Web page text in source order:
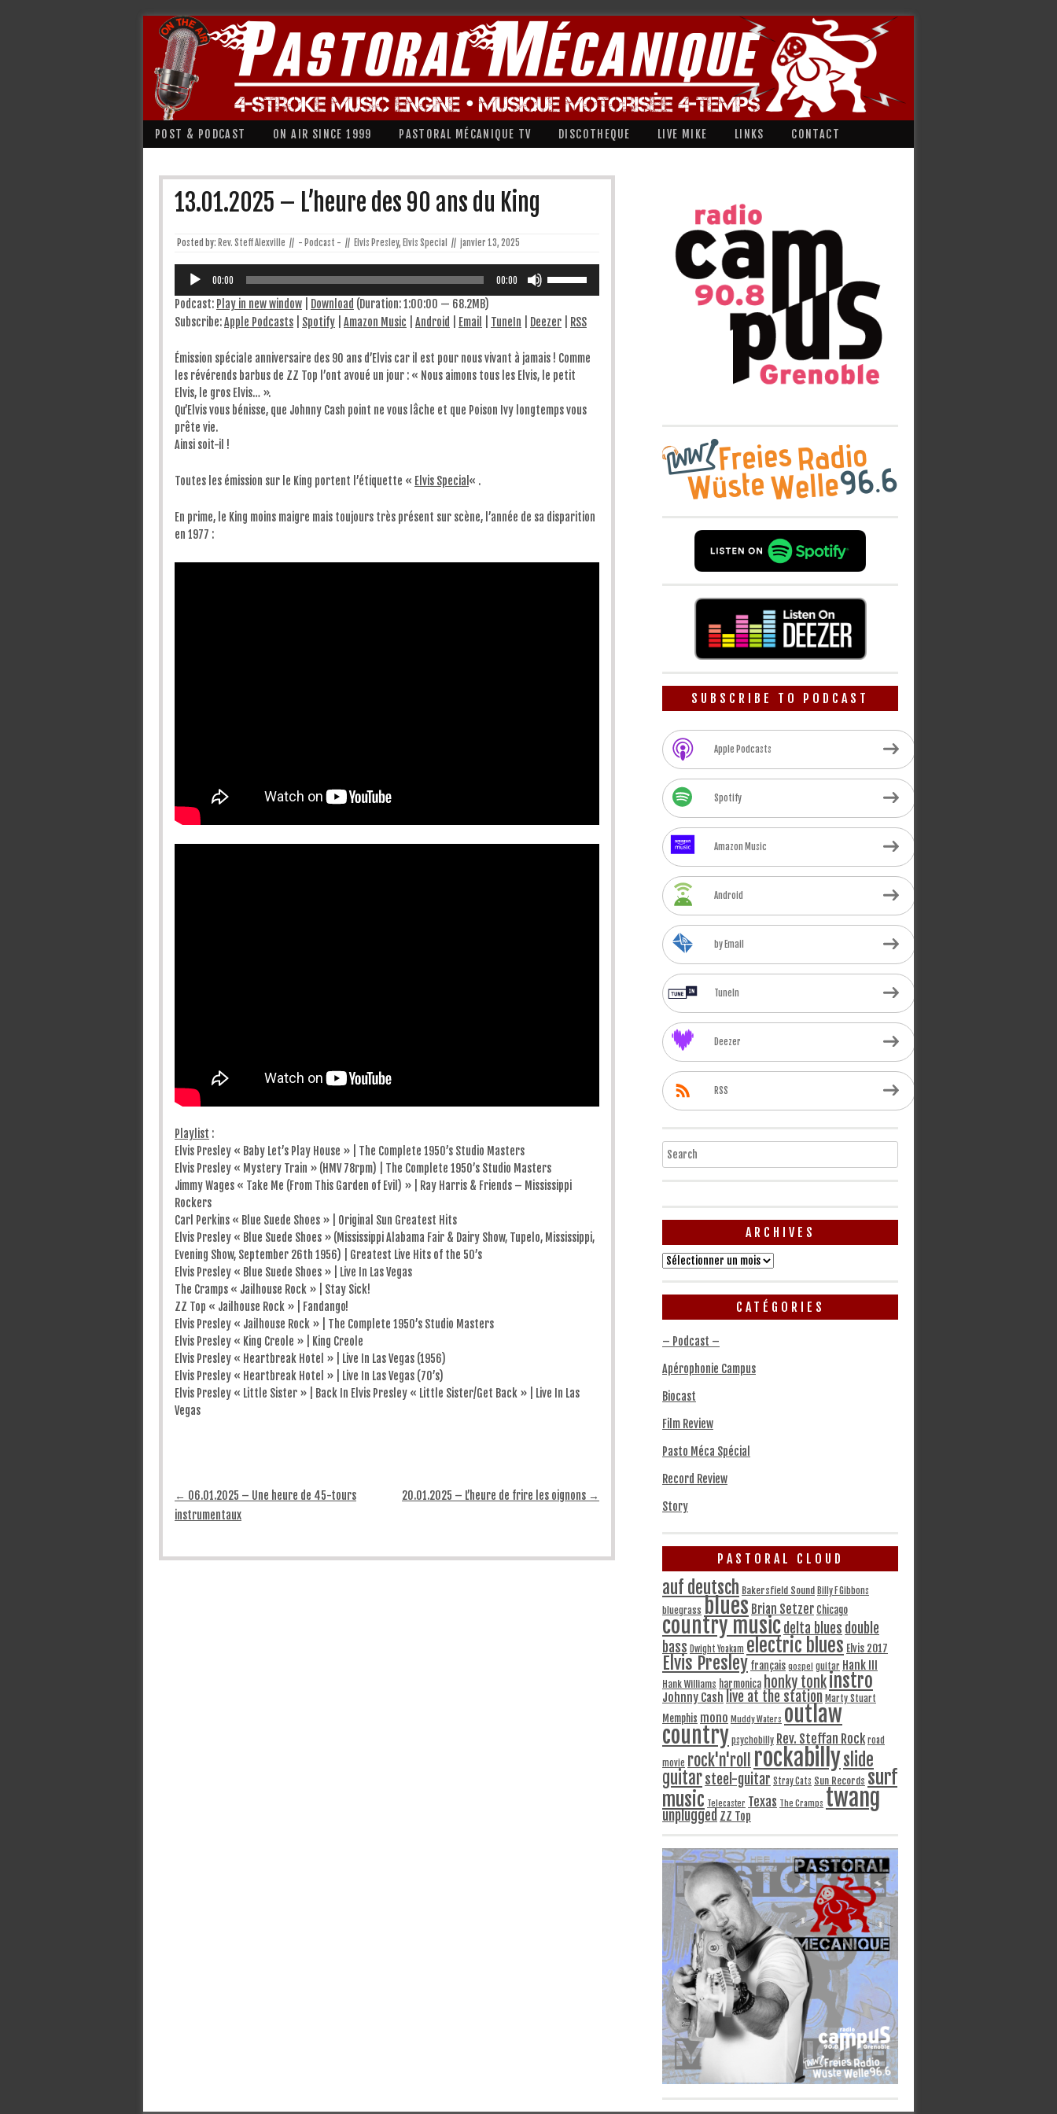
POST & PODCAST ON AIR SINCE 1999 PASTORAL MÉCANIQUE TV DISCOTHEQUE LIVE MIKE LINKS CONTACT
13.01.2025 – L’heure des 90 ans du King
Posted by: Rev. Steff Alexville // - Podcast - // Elvis Presley, Elvis Special // janvier 13, 2025
Lecteur
audio
00:00 00:00
Utilisez
les
pour
augmenter
le
volume.
Podcast: Play in new window Download (Duration: 1:00:00 — 68.2MB)
Subscribe:Apple Podcasts Spotify Amazon Music Android Email TuneIn Deezer RSS
Émission spéciale anniversaire des 90 ans d’Elvis car il est pour nous vivant à jamais ! Comme
les révérends barbus de ZZ Top l’ont avoué un jour : « Nous aimons tous les Elvis, le petit
Elvis, le gros Elvis… ».
Qu’Elvis vous bénisse, que Johnny Cash point ne vous lâche et que Poison Ivy longtemps vous
prête vie.
Ainsi soit-il !
Toutes les émission sur le King portent l’étiquette « Elvis Special « .
En prime, le King moins maigre mais toujours très présent sur scène, l’année de sa disparition
en 1977 :
Playlist :
Elvis Presley « Baby Let’s Play House » | The Complete 1950’s Studio Masters
Elvis Presley « Mystery Train » (HMV 78rpm) | The Complete 1950’s Studio Masters
Jimmy Wages « Take Me (From This Garden of Evil) » | Ray Harris & Friends – Mississippi
Rockers
Carl Perkins « Blue Suede Shoes » | Original Sun Greatest Hits
Elvis Presley « Blue Suede Shoes » (Mississippi Alabama Fair & Dairy Show, Tupelo, Mississippi,
Evening Show, September 26th 1956) | Greatest Live Hits of the 50’s
Elvis Presley « Blue Suede Shoes » | Live In Las Vegas
The Cramps « Jailhouse Rock » | Stay Sick!
ZZ Top « Jailhouse Rock » | Fandango!
Elvis Presley « Jailhouse Rock » | The Complete 1950’s Studio Masters
Elvis Presley « King Creole » | King Creole
Elvis Presley « Heartbreak Hotel » | Live In Las Vegas (1956)
Elvis Presley « Heartbreak Hotel » | Live In Las Vegas (70’s)
Elvis Presley « Little Sister » | Back In Elvis Presley « Little Sister/Get Back » | Live In Las
Vegas
Post navigation
← 06.01.2025 – Une heure de 45-tours
instrumentaux
20.01.2025 – L’heure de frire les oignons →
SUBSCRIBE TO PODCAST
Apple Podcasts
Spotify
Amazon Music
Android
by Email
TuneIn
Deezer
RSS
Search
ARCHIVES
Archives
CATÉGORIES
– Podcast –
Apérophonie Campus
Biocast
Film Review
Pasto Méca Spécial
Record Review
Story
PASTORAL CLOUD
auf deutsch Bakersfield Sound Billy F Gibbons
bluegrass blues Brian Setzer Chicago
country musicdelta blues double
bass Dwight Yoakam electric blues Elvis 2017
Elvis Presley français gospel guitar Hank III
Hank Williams harmonica honky tonkinstro
Johnny Cash live at the station Marty Stuart
Memphis mono Muddy Waters outlaw
country psychobilly Rev. Steffan Rock road
movie rock'n'roll rockabillyslide
guitarsteel-guitar Stray Cats Sun Records surf
music Telecaster Texas The Cramps twang
unplugged ZZ Top